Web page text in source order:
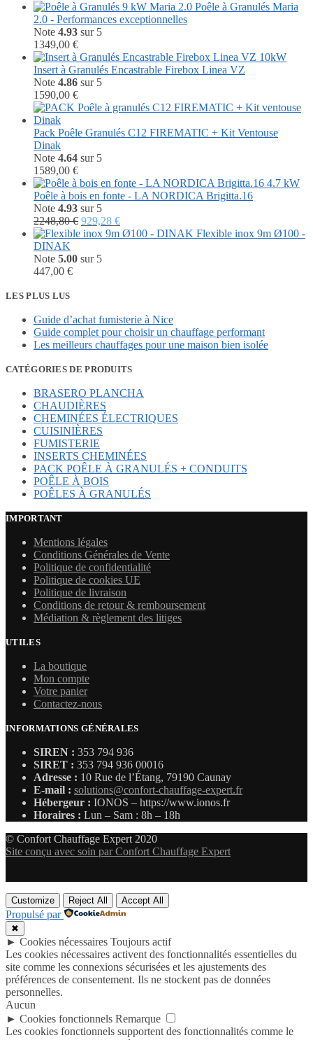
Poêle à Granulés Maria
2.0 - Performances exceptionnelles
Note 4.93 sur 5
1349,00 €
Insert à Granulés Encastrable Firebox Linea VZ
Note 4.86 sur 5
1590,00 €
Pack Poêle Granulés C12 FIREMATIC + Kit Ventouse
Dinak
Note 4.64 sur 5
1589,00 €
Poêle à bois en fonte - LA NORDICA Brigitta.16
Note 4.93 sur 5
2248,80€ Le
prix
était :
929,28 €Le
prix
Flexible inox 9m Ø100 -
DINAK
Note 5.00 sur 5
447,00 €
LES PLUS LUS
Guide d’achat fumisterie à Nice
Guide complet pour choisir un chauffage performant
Les meilleurs chauffages pour une maison bien isolée
CATÉGORIES DE PRODUITS
BRASERO PLANCHA
CHAUDIÈRES
CHEMINÉES ÉLECTRIQUES
CUISINIÈRES
FUMISTERIE
INSERTS CHEMINÉES
PACK POÊLE À GRANULÉS + CONDUITS
POÊLE À BOIS
POÊLES À GRANULÉS
IMPORTANT
Mentions légales
Conditions Générales de Vente
Politique de confidentialité
Politique de cookies UE
Politique de livraison
Conditions de retour & remboursement
Médiation & règlement des litiges
UTILES
La boutique
Mon compte
Votre panier
Contactez-nous
INFORMATIONS GÉNÉRALES
SIREN : 353 794 936
SIRET : 353 794 936 00016
Adresse : 10 Rue de l’Étang, 79190 Caunay
E-mail : solutions@confort-chauffage-expert.fr
Hébergeur : IONOS – https://www.ionos.fr
Horaires : Lun – Sam : 8h – 18h
© Confort Chauffage Expert 2020
Site conçu avec soin par Confort Chauffage Expert
Customize Reject All Accept All
Propulsé par
✖
► Cookies nécessaires Toujours actif
Les cookies nécessaires activent des fonctionnalités essentielles du
site comme les connexions sécurisées et les ajustements des
préférences de consentement. Ils ne stockent pas de données
personnelles.
Aucun
► Cookies fonctionnels Remarque
Les cookies fonctionnels supportent des fonctionnalités comme le